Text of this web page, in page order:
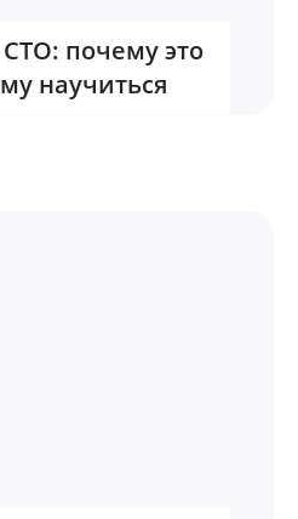
почему это
научиться